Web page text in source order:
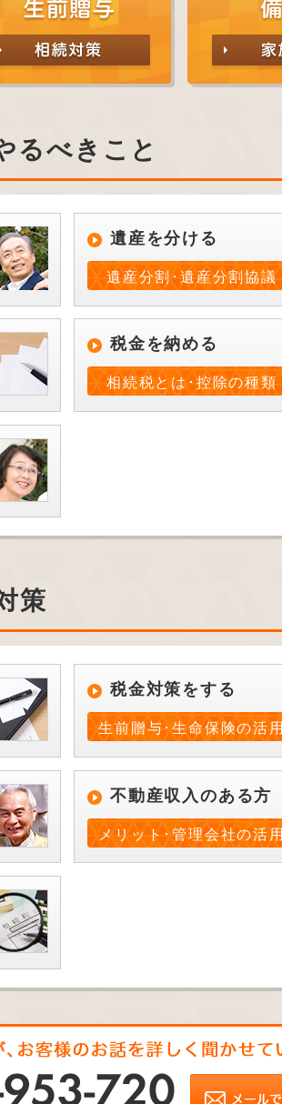
るべきこと
遺産を分ける
遺産分割･遺産分割協議
税金を納める
相続税とは･控除の種類
策
税金対策をする
生前贈与･生命保険の活用
不動産収入のある方
メリット･管理会社の活用